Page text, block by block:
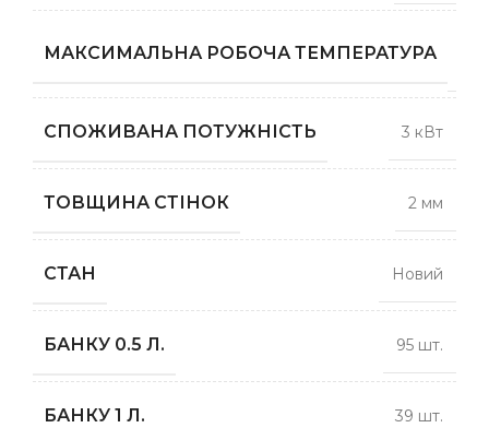
МАКСИМАЛЬНА РОБОЧА ТЕМПЕРАТУРА
СПОЖИВАНА ПОТУЖНІСТЬ 3 кВт
ТОВЩИНА СТІНОК 2 мм
СТАН Новий
БАНКУ 0.5 Л. 95 шт.
БАНКУ 1 Л. 39 шт.